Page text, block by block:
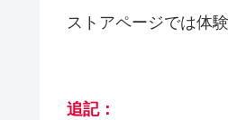
ストアページでは体
追記：